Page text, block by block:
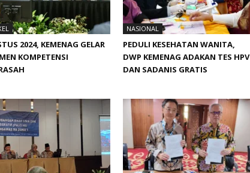
2024, KEMENAG GELAR
KOMPETENSI
NASIONAL
PEDULI KESEHATAN WANITA,
DWP KEMENAG ADAKAN TES HPV
DAN SADANIS GRATIS